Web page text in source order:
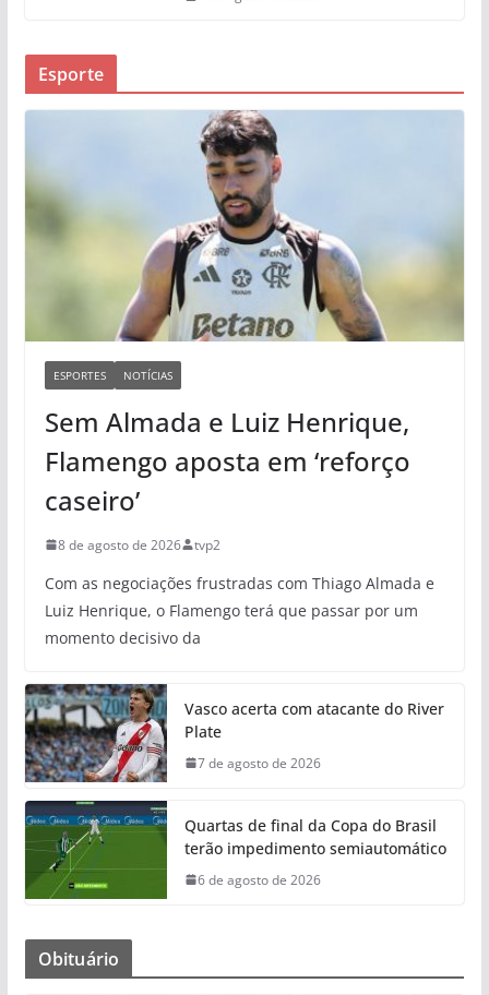
Esporte
ESPORTES NOTÍCIAS
Sem Almada e Luiz Henrique,
Flamengo aposta em ‘reforço
caseiro’
8 de agosto de 2026 tvp2
Com as negociações frustradas com Thiago Almada e
Luiz Henrique, o Flamengo terá que passar por um
momento decisivo da
Vasco acerta com atacante do River
Plate
7 de agosto de 2026
Quartas de final da Copa do Brasil
terão impedimento semiautomático
6 de agosto de 2026
Obituário